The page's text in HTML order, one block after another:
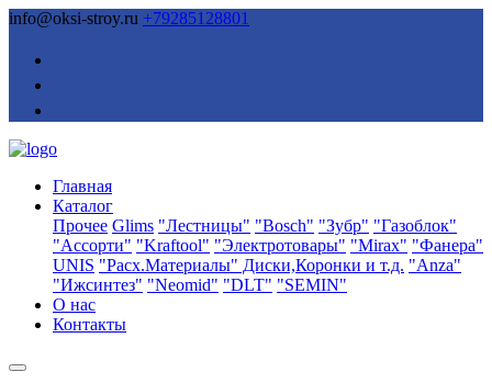
info@oksi-stroy.ru +79285128801
Главная
Каталог
Прочее Glims "Лестницы" "Bosch" "Зубр" "Газоблок"
"Ассорти" "Kraftool" "Электротовары" "Mirax" "Фанера"
UNIS "Расх.Материалы" Диски,Коронки и т.д. "Anza"
"Ижсинтез" "Neomid" "DLT" "SEMIN"
О нас
Контакты